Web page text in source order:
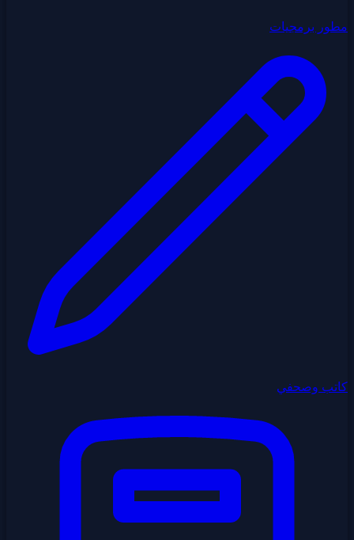
مطور برمجيات
كاتب وصحفي